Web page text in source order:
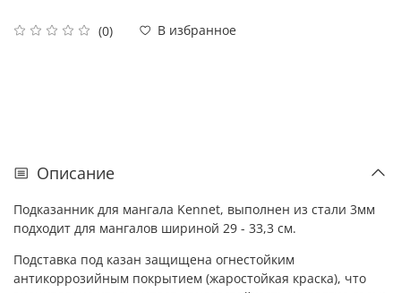
(0) В избранное
Описание
Подказанник для мангала Kennet, выполнен из стали 3мм
подходит для мангалов шириной 29 - 33,3 см.
Подставка под казан защищена огнестойким
антикоррозийным покрытием (жаростойкая краска), что